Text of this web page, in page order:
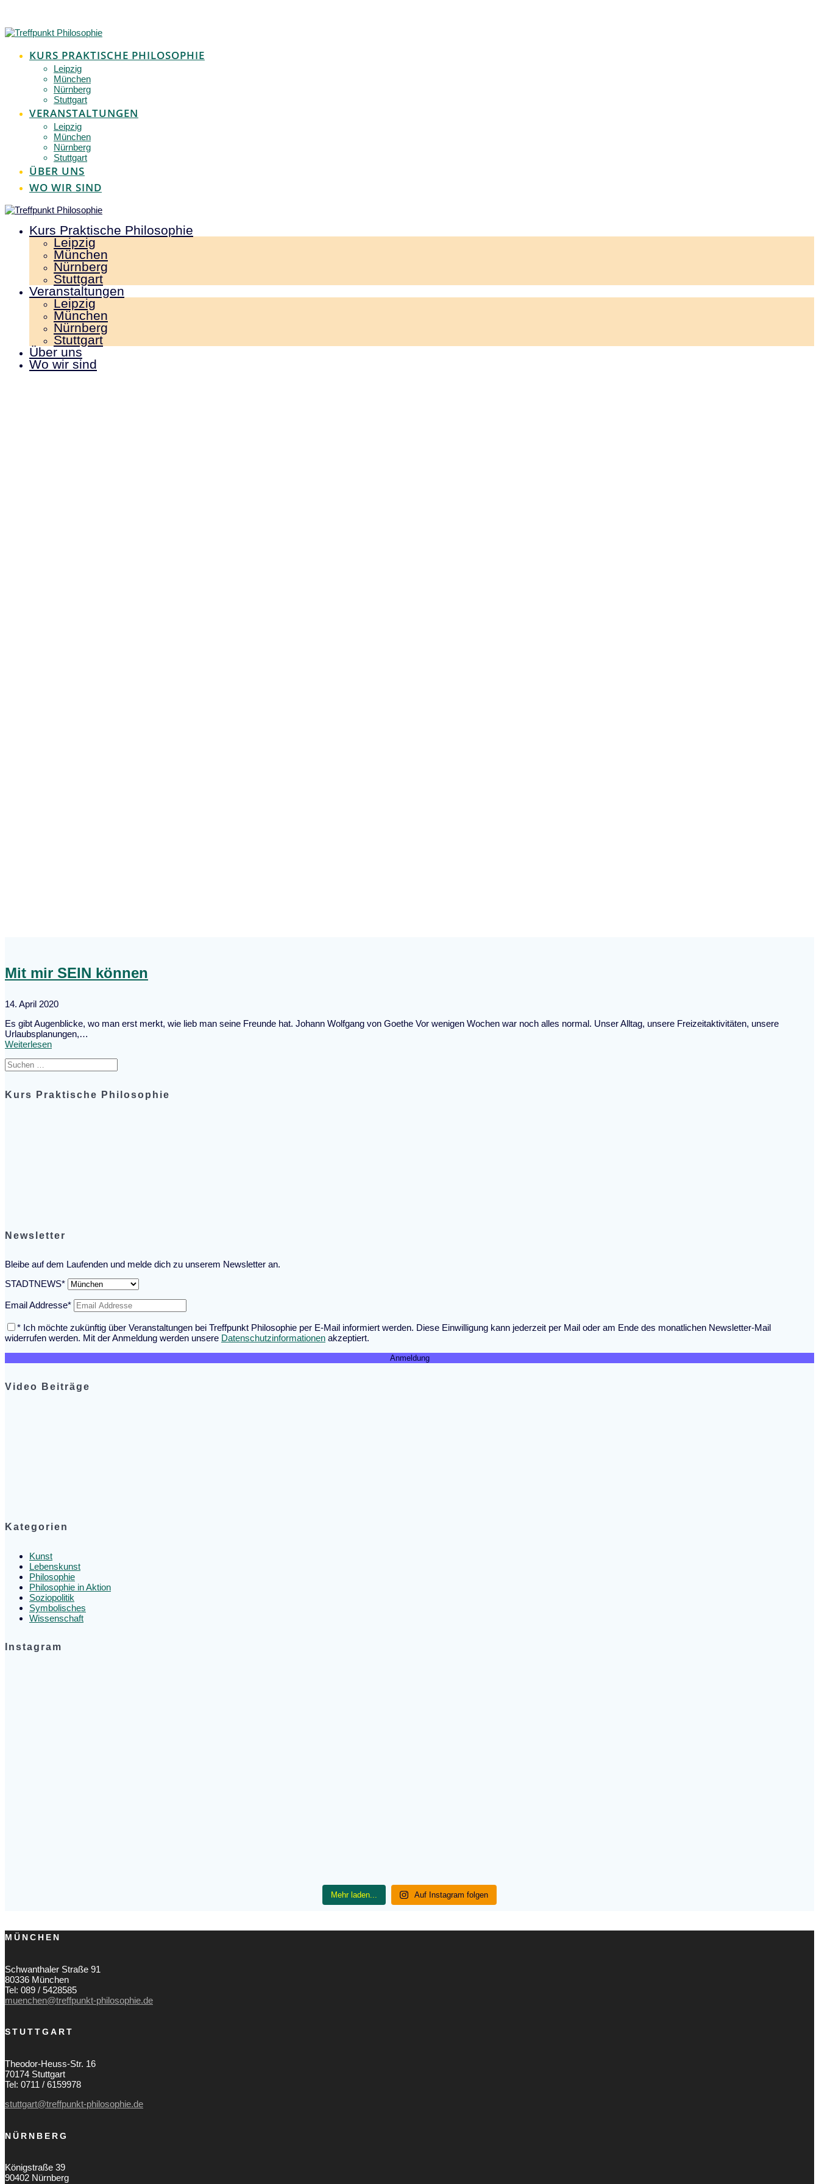
springen
KURS PRAKTISCHE PHILOSOPHIE
Leipzig
München
Nürnberg
Stuttgart
VERANSTALTUNGEN
Leipzig
München
Nürnberg
Stuttgart
ÜBER UNS
WO WIR SIND
Kurs Praktische Philosophie
Leipzig
München
Nürnberg
Stuttgart
Veranstaltungen
Leipzig
München
Nürnberg
Stuttgart
Über uns
Wo wir sind
Mit mir SEIN können
14. April 2020
Es gibt Augenblicke, wo man erst merkt, wie lieb man seine Freunde hat. Johann Wolfgang von Goethe Vor wenigen Wochen war noch alles normal. Unser Alltag, unsere Freizeitaktivitäten, unsere
Urlaubsplanungen,…
Weiterlesen
Suche
nach:
Kurs Praktische Philosophie
Newsletter
Bleibe auf dem Laufenden und melde dich zu unserem Newsletter an.
STADTNEWS*
Email Addresse*
* Ich möchte zukünftig über Veranstaltungen bei Treffpunkt Philosophie per E-Mail informiert werden. Diese Einwilligung kann jederzeit per Mail oder am Ende des monatlichen Newsletter-Mail
widerrufen werden. Mit der Anmeldung werden unsere Datenschutzinformationen akzeptiert.
Video Beiträge
Kategorien
Kunst
Lebenskunst
Philosophie
Philosophie in Aktion
Soziopolitik
Symbolisches
Wissenschaft
Instagram
Mehr laden... Auf Instagram folgen
MÜNCHEN
Schwanthaler Straße 91
80336 München
Tel: 089 / 5428585
muenchen@treffpunkt-philosophie.de
STUTTGART
Theodor-Heuss-Str. 16
70174 Stuttgart
Tel: 0711 / 6159978
stuttgart@treffpunkt-philosophie.de
NÜRNBERG
Königstraße 39
90402 Nürnberg